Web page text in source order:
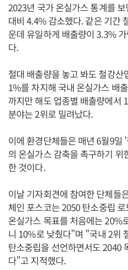
2023년 국가 온실가스 통계를
대비 4.4% 감소했다. 같은 기간
운데 유일하게 배출량이 3.3%
다.
절대 배출량을 놓고 봐도 철강산
1%를 차지해 국내 온실가스 배
까지만 해도 업종별 배출량에서
분야는 2위로 밀려났다.
이에 환경단체들은 매년 6월9일
의 온실가스 감축을 촉구하기 위
한 것이다.
이날 기자회견에 참여한 단체들
체인 포스코는 2050 탄소중립
온실가스 목표를 처음에는 20%
니 10%로 낮췄다"며 "국내 2위
탄소중립을 선언하면서도 2040
다"고 지적했다.